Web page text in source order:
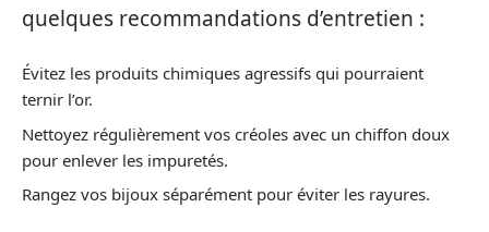
quelques recommandations d’entretien :
Évitez les produits chimiques agressifs qui pourraient
ternir l’or.
Nettoyez régulièrement vos créoles avec un chiffon doux
pour enlever les impuretés.
Rangez vos bijoux séparément pour éviter les rayures.